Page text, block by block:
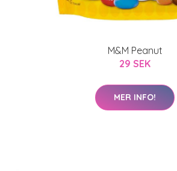
M&M Peanut
29 SEK
MER INFO!